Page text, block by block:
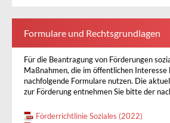
Formulare und Rechtsgrundlagen
Für die Beantragung von Förderungen
Maßnahmen, die im öffentlichen Interesse
nachfolgende Formulare nutzen. Die
zur Förderung entnehmen Sie bitte der
Förderrichtlinie Soziales (2022)